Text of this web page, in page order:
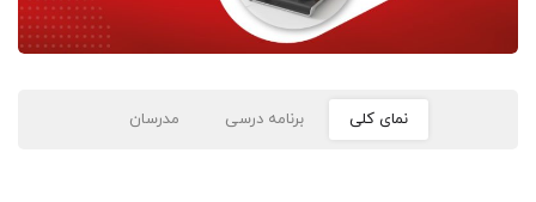
نمای کلی برنامه درسی مدرسان